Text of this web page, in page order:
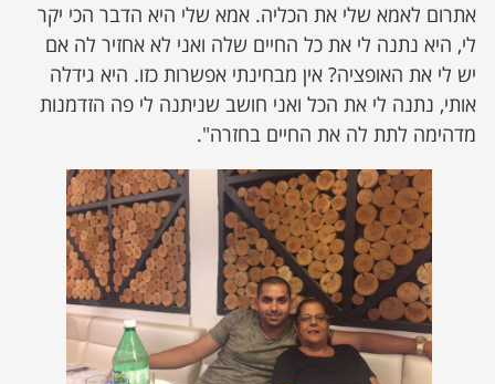
אתרום לאמא שלי את הכליה. אמא שלי היא הדבר הכי יקר
לי, היא נתנה לי את כל החיים שלה ואני לא אחזיר לה אם
יש לי את האופציה? אין מבחינתי אפשרות כזו. היא גידלה
אותי, נתנה לי את הכל ואני חושב שניתנה לי פה הזדמנות
מדהימה לתת לה את החיים בחזרה".